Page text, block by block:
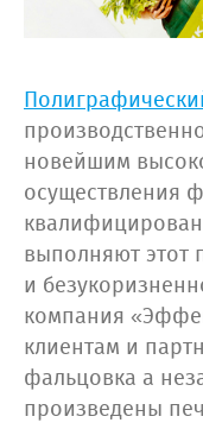
новейшим
осуществления
выполняют этот
и
компания
клиентам и
фальцовка а
произведены